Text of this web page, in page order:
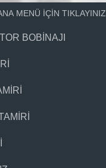
MENÜ İÇİN TIKLAYINIZ
BOBINAJI